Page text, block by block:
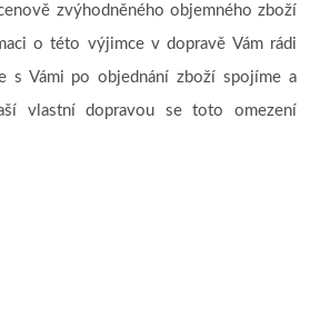
zvýhodněného objemného zboží
o této výjimce v dopravě Vám rádi
Vámi po objednání zboží spojíme a
vlastní dopravou se toto omezení